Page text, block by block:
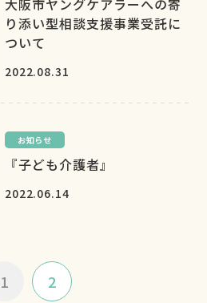
大阪市ヤングケアラーへの寄
り添い型相談支援事業受託に
ついて
2022.08.31
お知らせ
『子ども介護者』
2022.06.14
1 2